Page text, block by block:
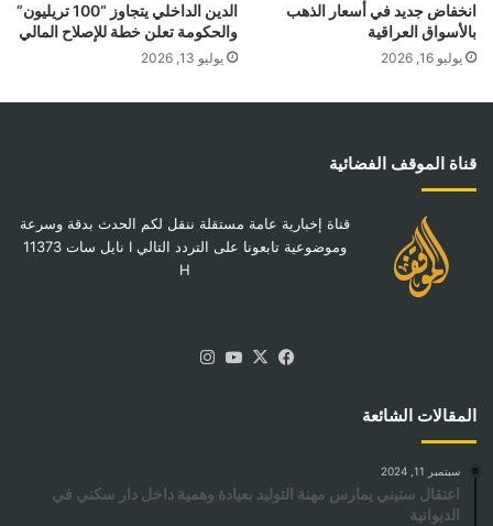
انخفاض جديد في أسعار الذهب
بالأسواق العراقية
يوليو 16, 2026
الدين الداخلي يتجاوز “100 تريليون”
والحكومة تعلن خطة للإصلاح المالي
يوليو 13, 2026
قناة الموقف الفضائية
قناة إخبارية عامة مستقلة ننقل لكم الحدث بدقة وسرعة
وموضوعية تابعونا على التردد التالي I نايل سات 11373
H
فيسبوك
‫X
‫YouTube
المقالات الشائعة
سبتمبر 11, 2024
اعتقال ستيني يمارس مهنة التوليد بعيادة وهمية داخل دار سكني في
الديوانية